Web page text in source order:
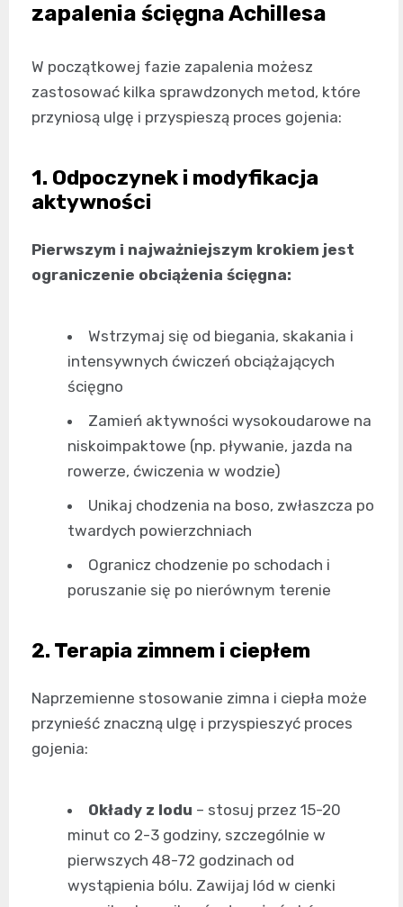
zapalenia ścięgna Achillesa
W początkowej fazie zapalenia możesz
zastosować kilka sprawdzonych metod, które
przyniosą ulgę i przyspieszą proces gojenia:
1. Odpoczynek i modyfikacja
aktywności
Pierwszym i najważniejszym krokiem jest
ograniczenie obciążenia ścięgna:
Wstrzymaj się od biegania, skakania i
intensywnych ćwiczeń obciążających
ścięgno
Zamień aktywności wysokoudarowe na
niskoimpaktowe (np. pływanie, jazda na
rowerze, ćwiczenia w wodzie)
Unikaj chodzenia na boso, zwłaszcza po
twardych powierzchniach
Ogranicz chodzenie po schodach i
poruszanie się po nierównym terenie
2. Terapia zimnem i ciepłem
Naprzemienne stosowanie zimna i ciepła może
przynieść znaczną ulgę i przyspieszyć proces
gojenia:
Okłady z lodu – stosuj przez 15-20
minut co 2-3 godziny, szczególnie w
pierwszych 48-72 godzinach od
wystąpienia bólu. Zawijaj lód w cienki